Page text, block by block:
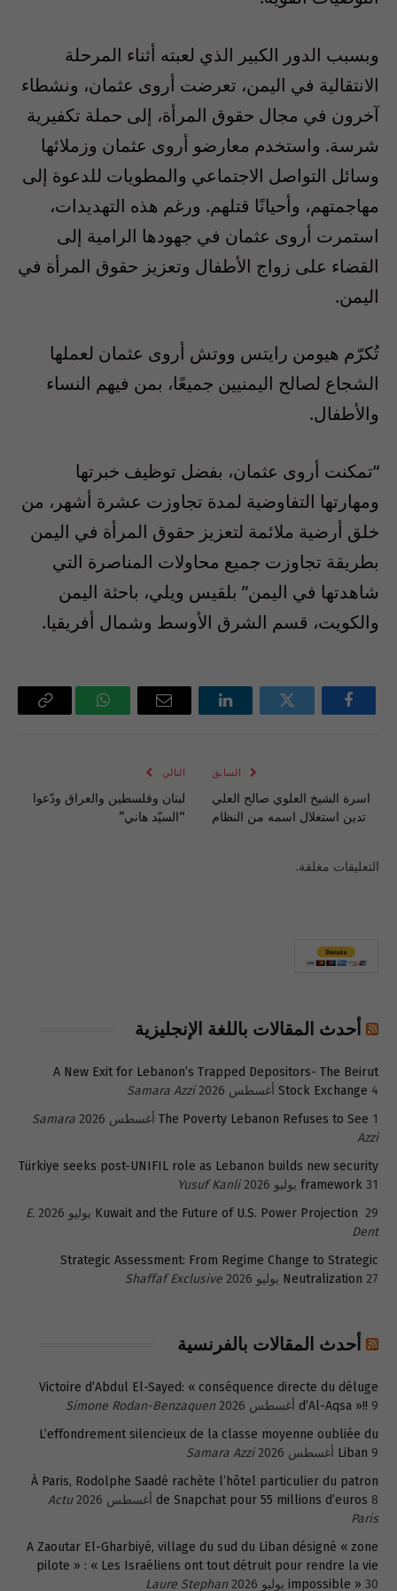
وبسبب الدور الكبير الذي لعبته أثناء المرحلة
الانتقالية في اليمن، تعرضت أروى عثمان، ونشطاء
آخرون في مجال حقوق المرأة، إلى حملة تكفيرية
شرسة. واستخدم معارضو أروى عثمان وزملائها
وسائل التواصل الاجتماعي والمطويات للدعوة إلى
مهاجمتهم، وأحيانًا قتلهم. ورغم هذه التهديدات،
استمرت أروى عثمان في جهودها الرامية إلى
القضاء على زواج الأطفال وتعزيز حقوق المرأة في
اليمن.
تُكرّم هيومن رايتس ووتش أروى عثمان لعملها
الشجاع لصالح اليمنيين جميعًا، بمن فيهم النساء
والأطفال.
“تمكنت أروى عثمان، بفضل توظيف خبرتها
ومهارتها التفاوضية لمدة تجاوزت عشرة أشهر، من
خلق أرضية ملائمة لتعزيز حقوق المرأة في اليمن
بطريقة تجاوزت جميع محاولات المناصرة التي
شاهدتها في اليمن” بلقيس ويلي، باحثة اليمن
والكويت، قسم الشرق الأوسط وشمال أفريقيا.
فيسبوك تويتر لينكدإن
البريد
واتساب Copy
السابق
اسرة الشيخ العلوي صالح العلي
تدين استغلال اسمه من النظام
التالي
لبنان وفلسطين والعراق ودّعوا
“السيّد هاني”
التعليقات مغلقة.
أحدث المقالات باللغة الإنجليزية
A New Exit for Lebanon’s Trapped Depositors- The Beirut
Stock Exchange 4 أغسطس 2026
Samara Azzi
The Poverty Lebanon Refuses to See 1 أغسطس 2026
Samara
Azzi
Türkiye seeks post-UNIFIL role as Lebanon builds new security
framework 31 يوليو 2026
Yusuf Kanli
Kuwait and the Future of U.S. Power Projection 29 يوليو 2026
E.
Dent
Strategic Assessment: From Regime Change to Strategic
Neutralization 27 يوليو 2026 Shaffaf Exclusive
أحدث المقالات بالفرنسية
Victoire d’Abdul El-Sayed: « conséquence directe du déluge
d’Al-Aqsa »!! 9 أغسطس 2026
Simone Rodan-Benzaquen
L’effondrement silencieux de la classe moyenne oubliée du
Liban 9 أغسطس 2026
Samara Azzi
À Paris, Rodolphe Saadé rachète l’hôtel particulier du patron
de Snapchat pour 55 millions d’euros 8 أغسطس 2026
Actu
Paris
A Zaoutar El-Gharbiyé, village du sud du Liban désigné « zone
pilote » : « Les Israéliens ont tout détruit pour rendre la vie
impossible » 30 يوليو 2026
Laure Stephan